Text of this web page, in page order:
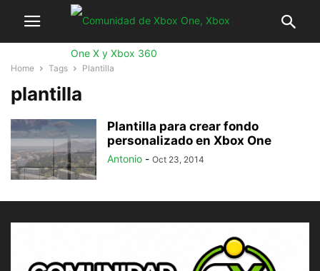
Home Tags Plantilla
plantilla
Plantilla para crear fondo
personalizado en Xbox One
Antonio - Oct 23, 2014